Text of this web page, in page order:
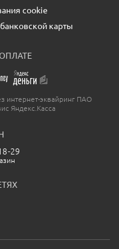
cookie
карты
интернет-эквайринг ПАО
Яндекс.Касса
29